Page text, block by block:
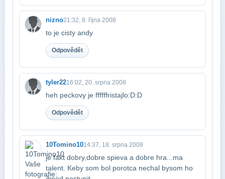
nizno21:32, 8. října 2008
to je cisty andy
Odpovědět
tyler2216:02, 20. srpna 2008
heh peckovy je ffffffristajlo:D:D
Odpovědět
10Tomino1014:37, 18. srpna 2008
je fakt dobry,dobre spieva a dobre hra...ma
talent. Keby som bol porotca nechal by​som ho